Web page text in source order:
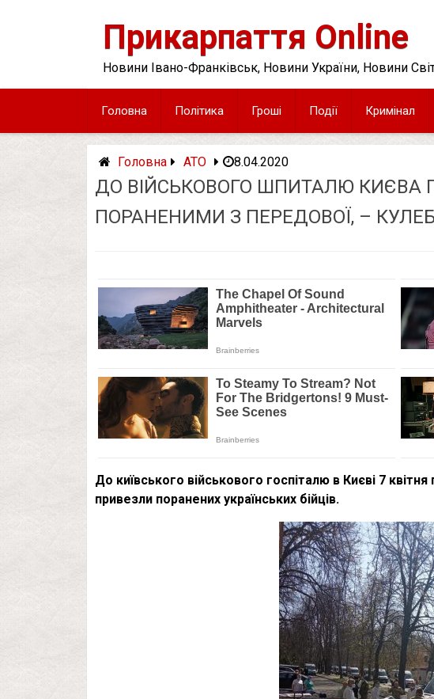
Прикарпаття Online
Новини Івано-Франківськ, Новини України, Новини
Головна Політика Гроші Події Кримінал
Головна АТО 8.04.2020
ДО ВІЙСЬКОВОГО ШПИТАЛЮ КИЄВА
ПОРАНЕНИМИ З ПЕРЕДОВОЇ, –
До київського військового госпіталю в Києві 7
привезли поранених українських бійців.